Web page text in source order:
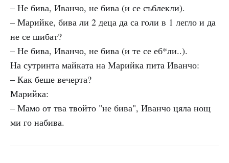
– Не бива, Иванчо, не бива (и се съблекли).
– Марийке, бива ли 2 деца да са голи в 1 легло и да
не се шибат?
– Не бива, Иванчо, не бива (и те се еб*ли..).
На сутринта майката на Марийка пита Иванчо:
– Как беше вечерта?
Марийка:
– Мамо от тва твойто "не бива", Иванчо цяла нощ
ми го набива.